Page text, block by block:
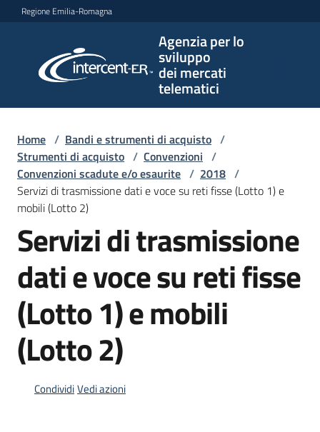
Vai al contenuto
Vai alla navigazione
Vai al footer
Regione Emilia-Romagna
Agenzia per lo
sviluppo
dei mercati
telematici
per lo
sviluppo
telematici
L'Agenzia
e
di
acquisto
Supporto
Home / Bandi e strumenti di acquisto /
Strumenti di acquisto / Convenzioni /
Convenzioni scadute e/o esaurite / 2018 /
Servizi di trasmissione dati e voce su reti fisse (Lotto 1) e
mobili (Lotto 2)
Servizi di trasmissione
dati e voce su reti fisse
(Lotto 1) e mobili
(Lotto 2)
CondividiVedi azioni